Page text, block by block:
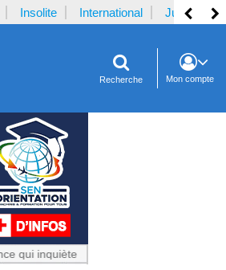
Insolite International Justice
Recherche Mon compte
le Cameroun